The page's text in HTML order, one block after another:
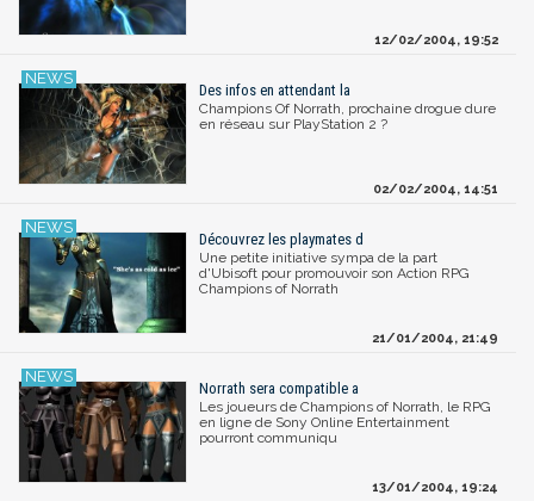
12/02/2004, 19:52
Des infos en attendant la
Champions Of Norrath, prochaine drogue dure
en réseau sur PlayStation 2 ?
02/02/2004, 14:51
Découvrez les playmates d
Une petite initiative sympa de la part
d'Ubisoft pour promouvoir son Action RPG
Champions of Norrath
21/01/2004, 21:49
Norrath sera compatible a
Les joueurs de Champions of Norrath, le RPG
en ligne de Sony Online Entertainment
pourront communiqu
13/01/2004, 19:24